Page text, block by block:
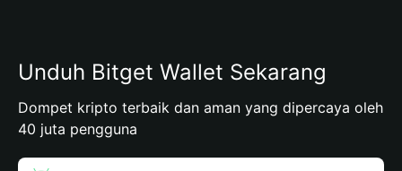
Unduh Bitget Wallet Sekarang
Dompet kripto terbaik dan aman yang dipercaya oleh
40 juta pengguna